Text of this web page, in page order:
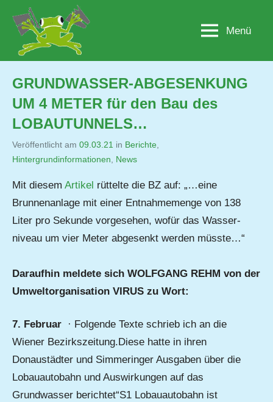
Inhalt
springenLobau.org
BürgerInitiative
"Rettet
die
Lobau
–
Natur
statt
Beton"
Menü
GRUNDWASSER-ABGESENKUNG
UM 4 METER für den Bau des
LOBAUTUNNELS…
Veröffentlicht am 09.03.21 von
Jutta
in Berichte
Hintergrundinformationen
News
Mit diesem Artikel rüttelte die BZ auf: „…eine
Brunnenanlage mit einer Entnahmemenge von 138
Liter pro Sekunde vorgesehen, wofür das Wasser-
niveau um vier Meter abgesenkt werden müsste…“
Daraufhin meldete sich WOLFGANG REHM von der
Umweltorganisation VIRUS zu Wort:
7. Februar · Folgende Texte schrieb ich an die
Wiener Bezirkszeitung.Diese hatte in ihren
Donaustädter und Simmeringer Ausgaben über die
Lobauautobahn und Auswirkungen auf das
Grundwasser berichtet“S1 Lobauautobahn ist